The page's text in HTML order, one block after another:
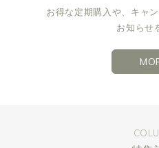
お得な定期購入や、キャ
お知らせ